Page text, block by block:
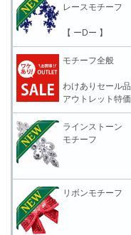
レースモチーフ
【 ーDー 】
モチーフ全般
わけありセール品
アウトレット特価
ラインストーン
モチーフ
リボンモチーフ